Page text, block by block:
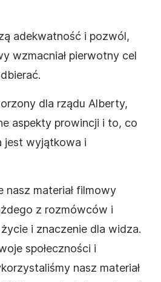
adekwatność i pozwól,
wzmacniał pierwotny cel
dla rządu Alberty,
aspekty prowincji i to, co
jest wyjątkowa i
nasz materiał filmowy
z rozmówców i
i znaczenie dla widza.
społeczności i
nasz materiał